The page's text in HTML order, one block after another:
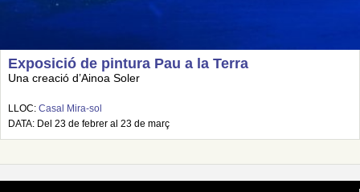
Exposició de pintura Pau a la Terra
Una creació d’Ainoa Soler
LLOC: Casal Mira-sol
DATA: Del 23 de febrer al 23 de març